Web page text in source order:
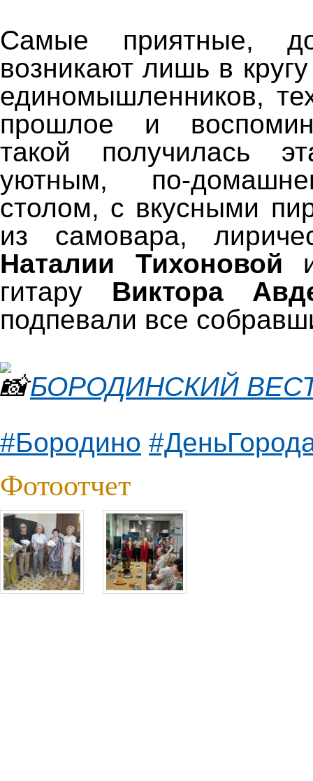
Самые приятные,
возникают лишь в
единомышленников,
прошлое и
такой получилась
уютным, по-
столом, с вкусными
из самовара,
Наталии Тихоновой
гитару Виктора
подпевали все
БОРОДИНСКИЙ
#Бородино
Фотоотчет